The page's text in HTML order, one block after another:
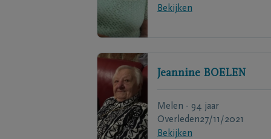
Bekijken
Jeannine BOELEN
Melen - 94 jaar
Overleden27/11/2021
Bekijken